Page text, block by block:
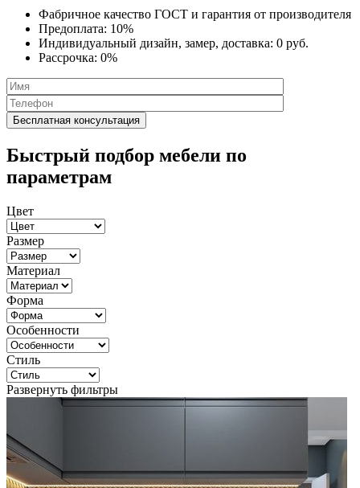
Фабричное качество ГОСТ и гарантия от производителя
Предоплата: 10%
Индивидуальный дизайн, замер, доставка: 0 руб.
Рассрочка: 0%
Быстрый подбор мебели по
параметрам
Цвет
Размер
Материал
Форма
Особенности
Стиль
Развернуть фильтры